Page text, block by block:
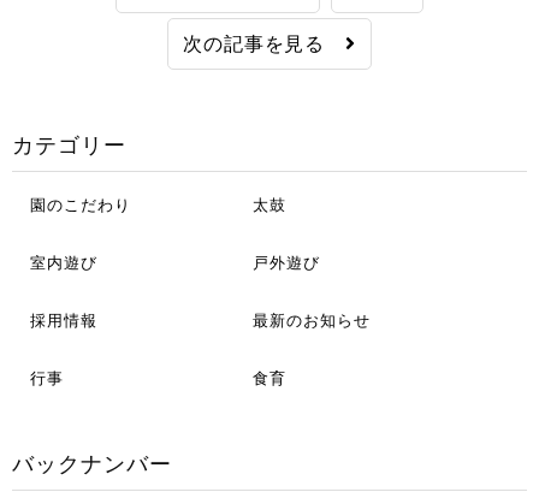
次の記事を見る
カテゴリー
園のこだわり 太鼓
室内遊び 戸外遊び
採用情報 最新のお知らせ
行事 食育
バックナンバー